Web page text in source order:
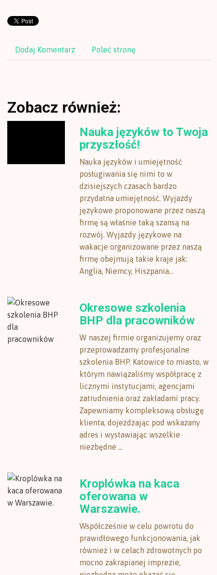
Dodaj Komentarz Poleć stronę
Zobacz również:
Nauka języków to Twoja
przyszłość!
Nauka języków i umiejętność
posługiwania się nimi to w
dzisiejszych czasach bardzo
przydatna umiejętność. Wyjazdy
językowe proponowane przez naszą
firmę są właśnie taką szansą na
rozwój. Wyjazdy językowe na
wakacje organizowane przez naszą
firmę obejmują takie kraje jak:
Anglia, Niemcy, Hiszpania...
Okresowe szkolenia
BHP dla pracowników
W naszej firmie organizujemy oraz
przeprowadzamy profesjonalne
szkolenia BHP. Katowice to miasto, w
którym nawiązaliśmy współpracę z
licznymi instytucjami, agencjami
zatrudnienia oraz zakładami pracy.
Zapewniamy kompleksową obsługę
klienta, dojeżdżając pod wskazany
adres i wystawiając wszelkie
niezbędne ...
Kroplówka na kaca
oferowana w
Warszawie.
Współcześnie w celu powrotu do
prawidłowego funkcjonowania, jak
również i w celach zdrowotnych po
mocno zakrapianej imprezie,